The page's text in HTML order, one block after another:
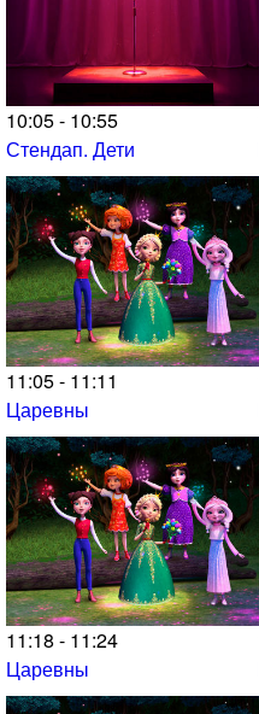
10:05 - 10:55
Стендап. Дети
11:05 - 11:11
Царевны
11:18 - 11:24
Царевны